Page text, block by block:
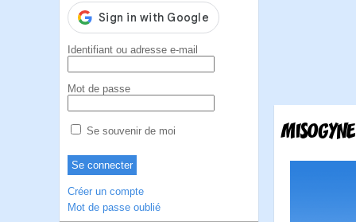
Identifiant ou adresse e-mail
Mot de passe
Se souvenir de moi
Créer un compte
Mot de passe oublié